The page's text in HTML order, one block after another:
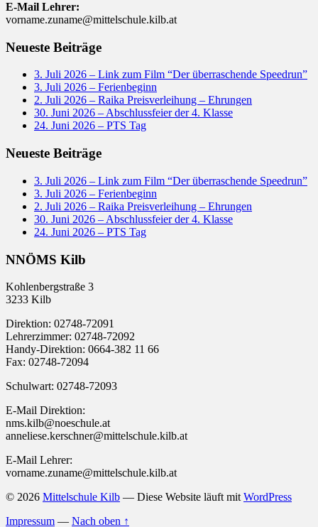
E-Mail Lehrer:
vorname.zuname@mittelschule.kilb.at
Neueste Beiträge
3. Juli 2026 – Link zum Film “Der überraschende Speedrun”
3. Juli 2026 – Ferienbeginn
2. Juli 2026 – Raika Preisverleihung – Ehrungen
30. Juni 2026 – Abschlussfeier der 4. Klasse
24. Juni 2026 – PTS Tag
Neueste Beiträge
3. Juli 2026 – Link zum Film “Der überraschende Speedrun”
3. Juli 2026 – Ferienbeginn
2. Juli 2026 – Raika Preisverleihung – Ehrungen
30. Juni 2026 – Abschlussfeier der 4. Klasse
24. Juni 2026 – PTS Tag
NNÖMS Kilb
Kohlenbergstraße 3
3233 Kilb
Direktion: 02748-72091
Lehrerzimmer: 02748-72092
Handy-Direktion: 0664-382 11 66
Fax: 02748-72094
Schulwart: 02748-72093
E-Mail Direktion:
nms.kilb@noeschule.at
anneliese.kerschner@mittelschule.kilb.at
E-Mail Lehrer:
vorname.zuname@mittelschule.kilb.at
© 2026 Mittelschule Kilb — Diese Website läuft mit WordPress
Impressum — Nach oben ↑